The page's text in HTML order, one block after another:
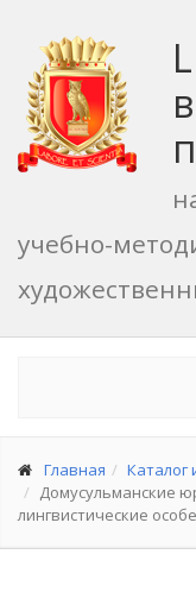
учебно-
Главная
Каталог
Домусульманские
лингвистические